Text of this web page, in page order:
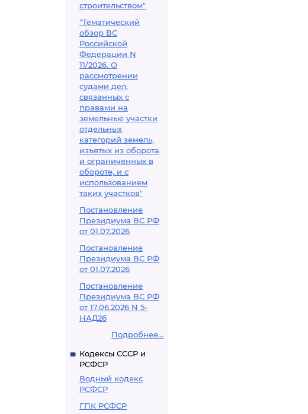
строительством"
"Тематический
обзор ВС
Российской
Федерации N
11/2026. О
рассмотрении
судами дел,
связанных с
правами на
земельные участки
отдельных
категорий земель,
изъятых из оборота
и ограниченных в
обороте, и с
использованием
таких участков"
Постановление
Президиума ВС РФ
от 01.07.2026
Постановление
Президиума ВС РФ
от 01.07.2026
Постановление
Президиума ВС РФ
от 17.06.2026 N 5-
НАД26
Подробнее...
Кодексы СССР и
РСФСР
Водный кодекс
РСФСР
ГПК РСФСР